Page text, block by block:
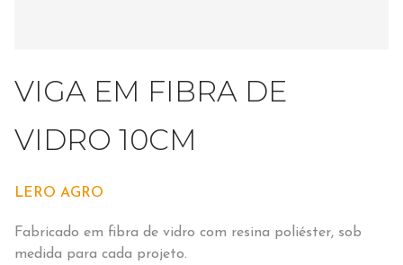
VIGA EM FIBRA DE
VIDRO 10CM
LERO AGRO
Fabricado em fibra de vidro com resina poliéster, sob
medida para cada projeto.